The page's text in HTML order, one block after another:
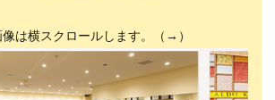
像は横スクロールします。（→）